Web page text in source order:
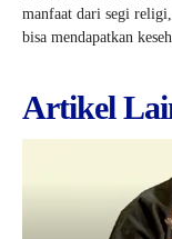
manfaat dari segi
bisa mendapatkan
Artikel